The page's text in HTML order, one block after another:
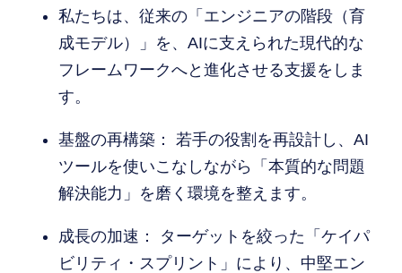
私たちは、従来の「エンジニアの階段（育
成モデル）」を、AIに支えられた現代的な
フレームワークへと進化させる支援をしま
す。
基盤の再構築： 若手の役割を再設計し、AI
ツールを使いこなしながら「本質的な問題
解決能力」を磨く環境を整えます。
成長の加速： ターゲットを絞った「ケイパ
ビリティ・スプリント」により、中堅エン